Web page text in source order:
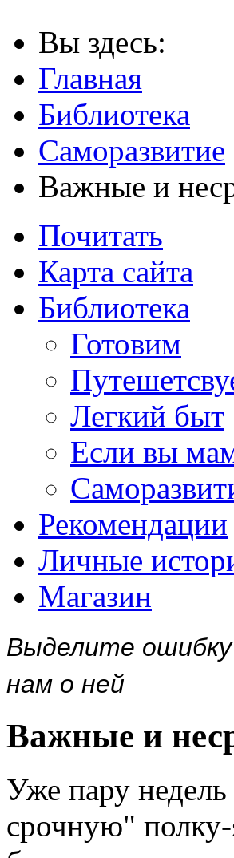
Вы здесь:
Главная
Библиотека
Саморазвитие
Важные и
Почитать
Карта сайта
Библиотека
Готовим
Легкий быт
Если вы
Рекомендации
Личные
Магазин
Выделите
нам о ней
Важные и
Уже пару
срочную"